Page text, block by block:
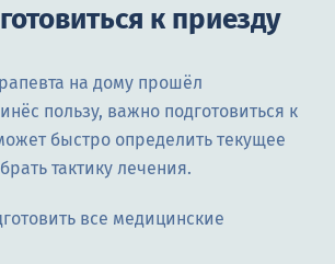
к приезду
на дому прошёл
пользу, важно подготовиться к
быстро определить текущее
тактику лечения.
все медицинские